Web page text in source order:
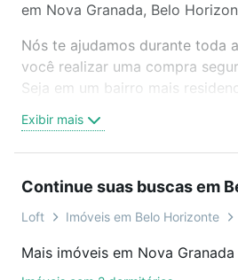
em Nova Granada, Belo
Nós te ajudamos durante toda
você realizar uma compra
Seja em um bairro mais
oferta ideal de Imóveis com 3
Nova Granada, Belo Horizonte,
videochamada, é grátis, sem
ainda conta com mais de 46
de imóveis.
Exibir mais
Continue suas buscas em
Loft Imóveis em Belo Horizonte
Mais imóveis em Nova Granada